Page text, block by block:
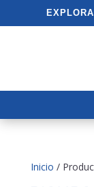
Inicio /